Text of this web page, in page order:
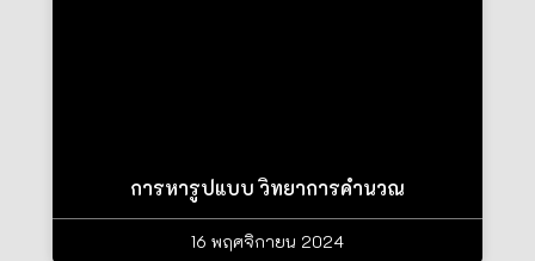
การหารูปแบบ วิทยาการคำนวณ
16 พฤศจิกายน 2024